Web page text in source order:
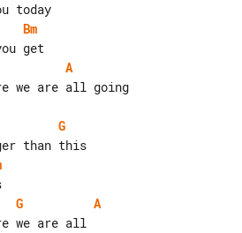
Bm
A
we are all going
G
G
A